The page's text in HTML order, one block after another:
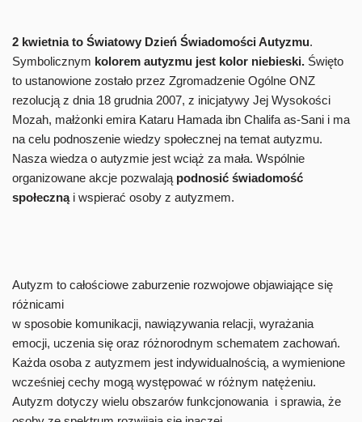
2 kwietnia to Światowy Dzień Świadomości Autyzmu.
Symbolicznym kolorem autyzmu jest kolor niebieski. Święto
to ustanowione zostało przez Zgromadzenie Ogólne ONZ
rezolucją z dnia 18 grudnia 2007, z inicjatywy Jej Wysokości
Mozah, małżonki emira Kataru Hamada ibn Chalifa as-Sani i ma
na celu podnoszenie wiedzy społecznej na temat autyzmu.
Nasza wiedza o autyzmie jest wciąż za mała. Wspólnie
organizowane akcje pozwalają podnosić świadomość
społecznąi wspierać osoby z autyzmem.
Autyzm to całościowe zaburzenie rozwojowe objawiające się
różnicami
w sposobie komunikacji, nawiązywania relacji, wyrażania
emocji, uczenia się oraz różnorodnym schematem zachowań.
Każda osoba z autyzmem jest indywidualnością, a wymienione
wcześniej cechy mogą występować w różnym natężeniu.
Autyzm dotyczy wielu obszarów funkcjonowania i sprawia, że